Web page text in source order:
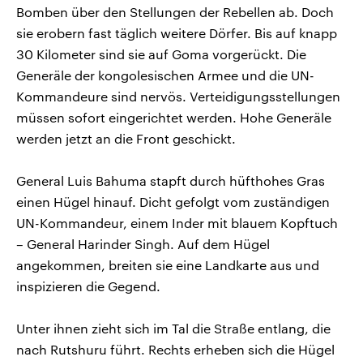
Bomben über den Stellungen der Rebellen ab. Doch
sie erobern fast täglich weitere Dörfer. Bis auf knapp
30 Kilometer sind sie auf Goma vorgerückt. Die
Generäle der kongolesischen Armee und die UN-
Kommandeure sind nervös. Verteidigungsstellungen
müssen sofort eingerichtet werden. Hohe Generäle
werden jetzt an die Front geschickt.
General Luis Bahuma stapft durch hüfthohes Gras
einen Hügel hinauf. Dicht gefolgt vom zuständigen
UN-Kommandeur, einem Inder mit blauem Kopftuch
– General Harinder Singh. Auf dem Hügel
angekommen, breiten sie eine Landkarte aus und
inspizieren die Gegend.
Unter ihnen zieht sich im Tal die Straße entlang, die
nach Rutshuru führt. Rechts erheben sich die Hügel